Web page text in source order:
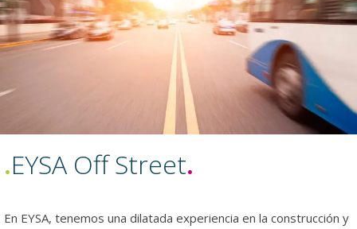
.EYSA Off Street.
En EYSA, tenemos una dilatada experiencia en la construcción y